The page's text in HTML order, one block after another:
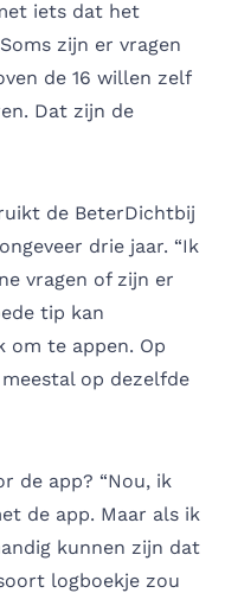
iets dat het
zijn er vragen
de 16 willen zelf
Dat zijn de
de BeterDichtbij
drie jaar. “Ik
vragen of zijn er
tip kan
om te appen. Op
op dezelfde
de app? “Nou, ik
de app. Maar als ik
kunnen zijn dat
logboekje zou